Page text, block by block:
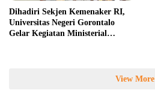
Dihadiri Sekjen Kemenaker RI,
Universitas Negeri Gorontalo
Gelar Kegiatan Ministerial
View More